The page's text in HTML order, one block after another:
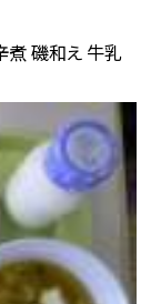
煮 磯和え 牛乳